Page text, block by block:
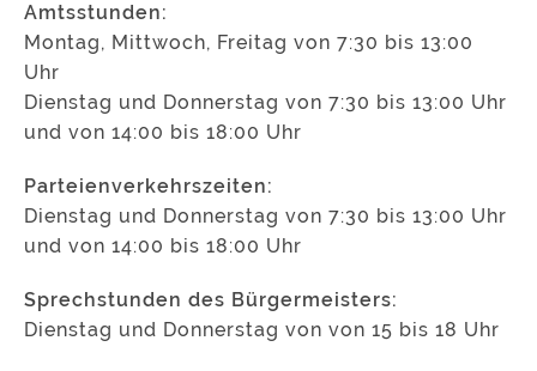
Amtsstunden:
Montag, Mittwoch, Freitag von 7:30 bis 13:00
Uhr
Dienstag und Donnerstag von 7:30 bis 13:00 Uhr
und von 14:00 bis 18:00 Uhr
Parteienverkehrszeiten:
Dienstag und Donnerstag von 7:30 bis 13:00 Uhr
und von 14:00 bis 18:00 Uhr
Sprechstunden des Bürgermeisters:
Dienstag und Donnerstag von von 15 bis 18 Uhr